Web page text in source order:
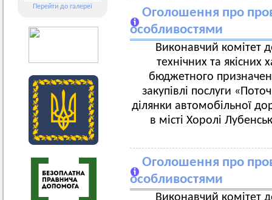
Перейти до галереї
Оголошення про
особливостями
Виконавчий комітет
технічних та якісних
бюджетного
закупівлі послуги
ділянки автомобільної
в місті Хоролі
Оголошення про
особливостями
Виконавчий комітет